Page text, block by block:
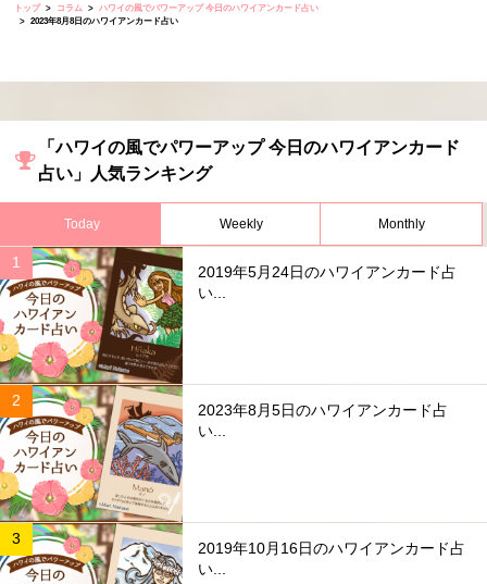
トップ コラム
ハワイの風でパワーアップ 今日のハワイアンカード占い
2023年8月8日のハワイアンカード占い
「ハワイの風でパワーアップ 今日のハワイアンカード
占い」人気ランキング
Today Weekly Monthly
2019年5月24日のハワイアンカード占
い...
2023年8月5日のハワイアンカード占
い...
2019年10月16日のハワイアンカード占
い...